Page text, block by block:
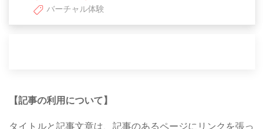
バーチャル体験
【記事の利用について】
タイトルと記事文章は、記事のあるページにリンクを張っ